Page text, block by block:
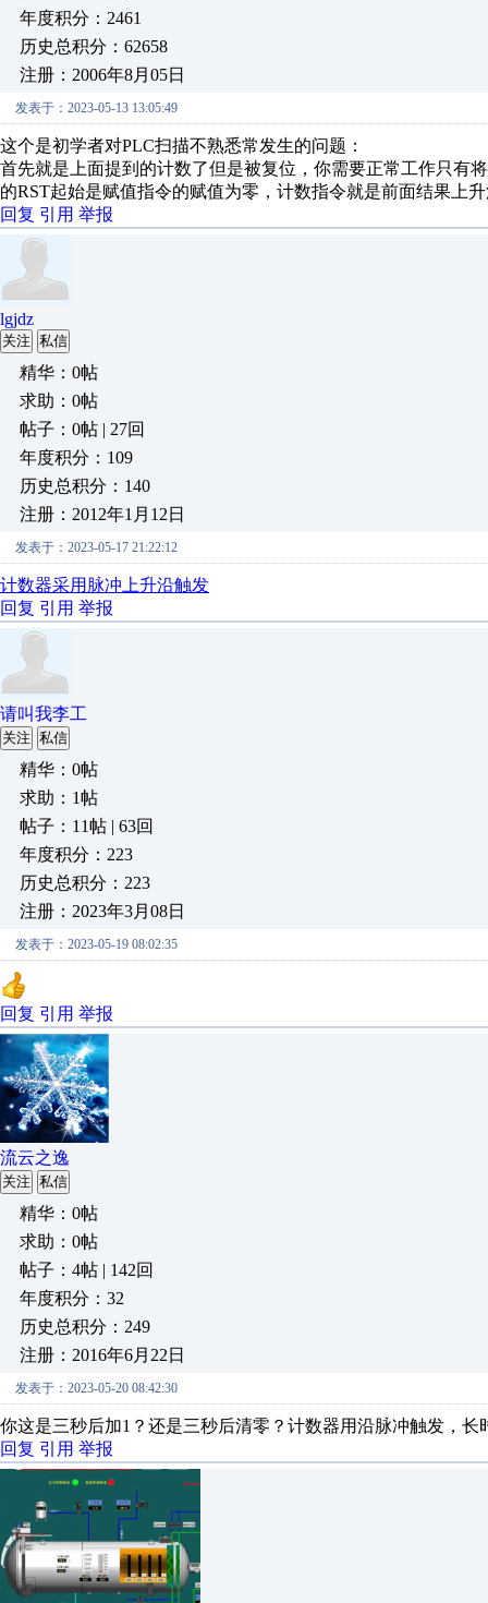
年度积分：2461
历史总积分：62658
注册：2006年8月05日
发表于：2023-05-13 13:05:49
这个是初学者对PLC扫描不熟悉常发生的问题：
首先就是上面提到的计数了但是被复位，你需要正常工作只有
的RST起始是赋值指令的赋值为零，计数指令就是前面结果上
回复 引用 举报
lgjdz
关注 私信
精华：0帖
求助：0帖
帖子：0帖 | 27回
年度积分：109
历史总积分：140
注册：2012年1月12日
发表于：2023-05-17 21:22:12
计数器采用脉冲上升沿触发
回复 引用 举报
请叫我李工
关注 私信
精华：0帖
求助：1帖
帖子：11帖 | 63回
年度积分：223
历史总积分：223
注册：2023年3月08日
发表于：2023-05-19 08:02:35
回复 引用 举报
流云之逸
关注 私信
精华：0帖
求助：0帖
帖子：4帖 | 142回
年度积分：32
历史总积分：249
注册：2016年6月22日
发表于：2023-05-20 08:42:30
你这是三秒后加1？还是三秒后清零？计数器用沿脉冲触发，
回复 引用 举报